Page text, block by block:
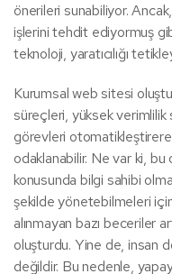
önerileri sunabiliyor. Ancak,
işlerini tehdit ediyormuş
teknoloji, yaratıcılığı
Kurumsal web sitesi
süreçleri, yüksek verimlilik
görevleri
odaklanabilir. Ne var ki,
konusunda bilgi sahibi
şekilde yönetebilmeleri
alınmayan bazı beceriler
oluşturdu. Yine de, insan
değildir. Bu nedenle,